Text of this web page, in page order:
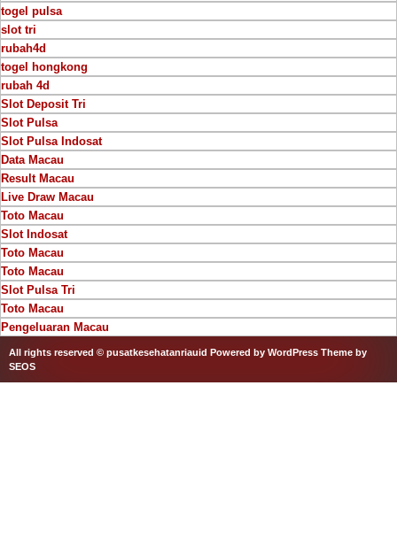
togel pulsa
slot tri
rubah4d
togel hongkong
rubah 4d
Slot Deposit Tri
Slot Pulsa
Slot Pulsa Indosat
Data Macau
Result Macau
Live Draw Macau
Toto Macau
Slot Indosat
Toto Macau
Toto Macau
Slot Pulsa Tri
Toto Macau
Pengeluaran Macau
All rights reserved © pusatkesehatanriauid Powered by WordPress Theme by
SEOS